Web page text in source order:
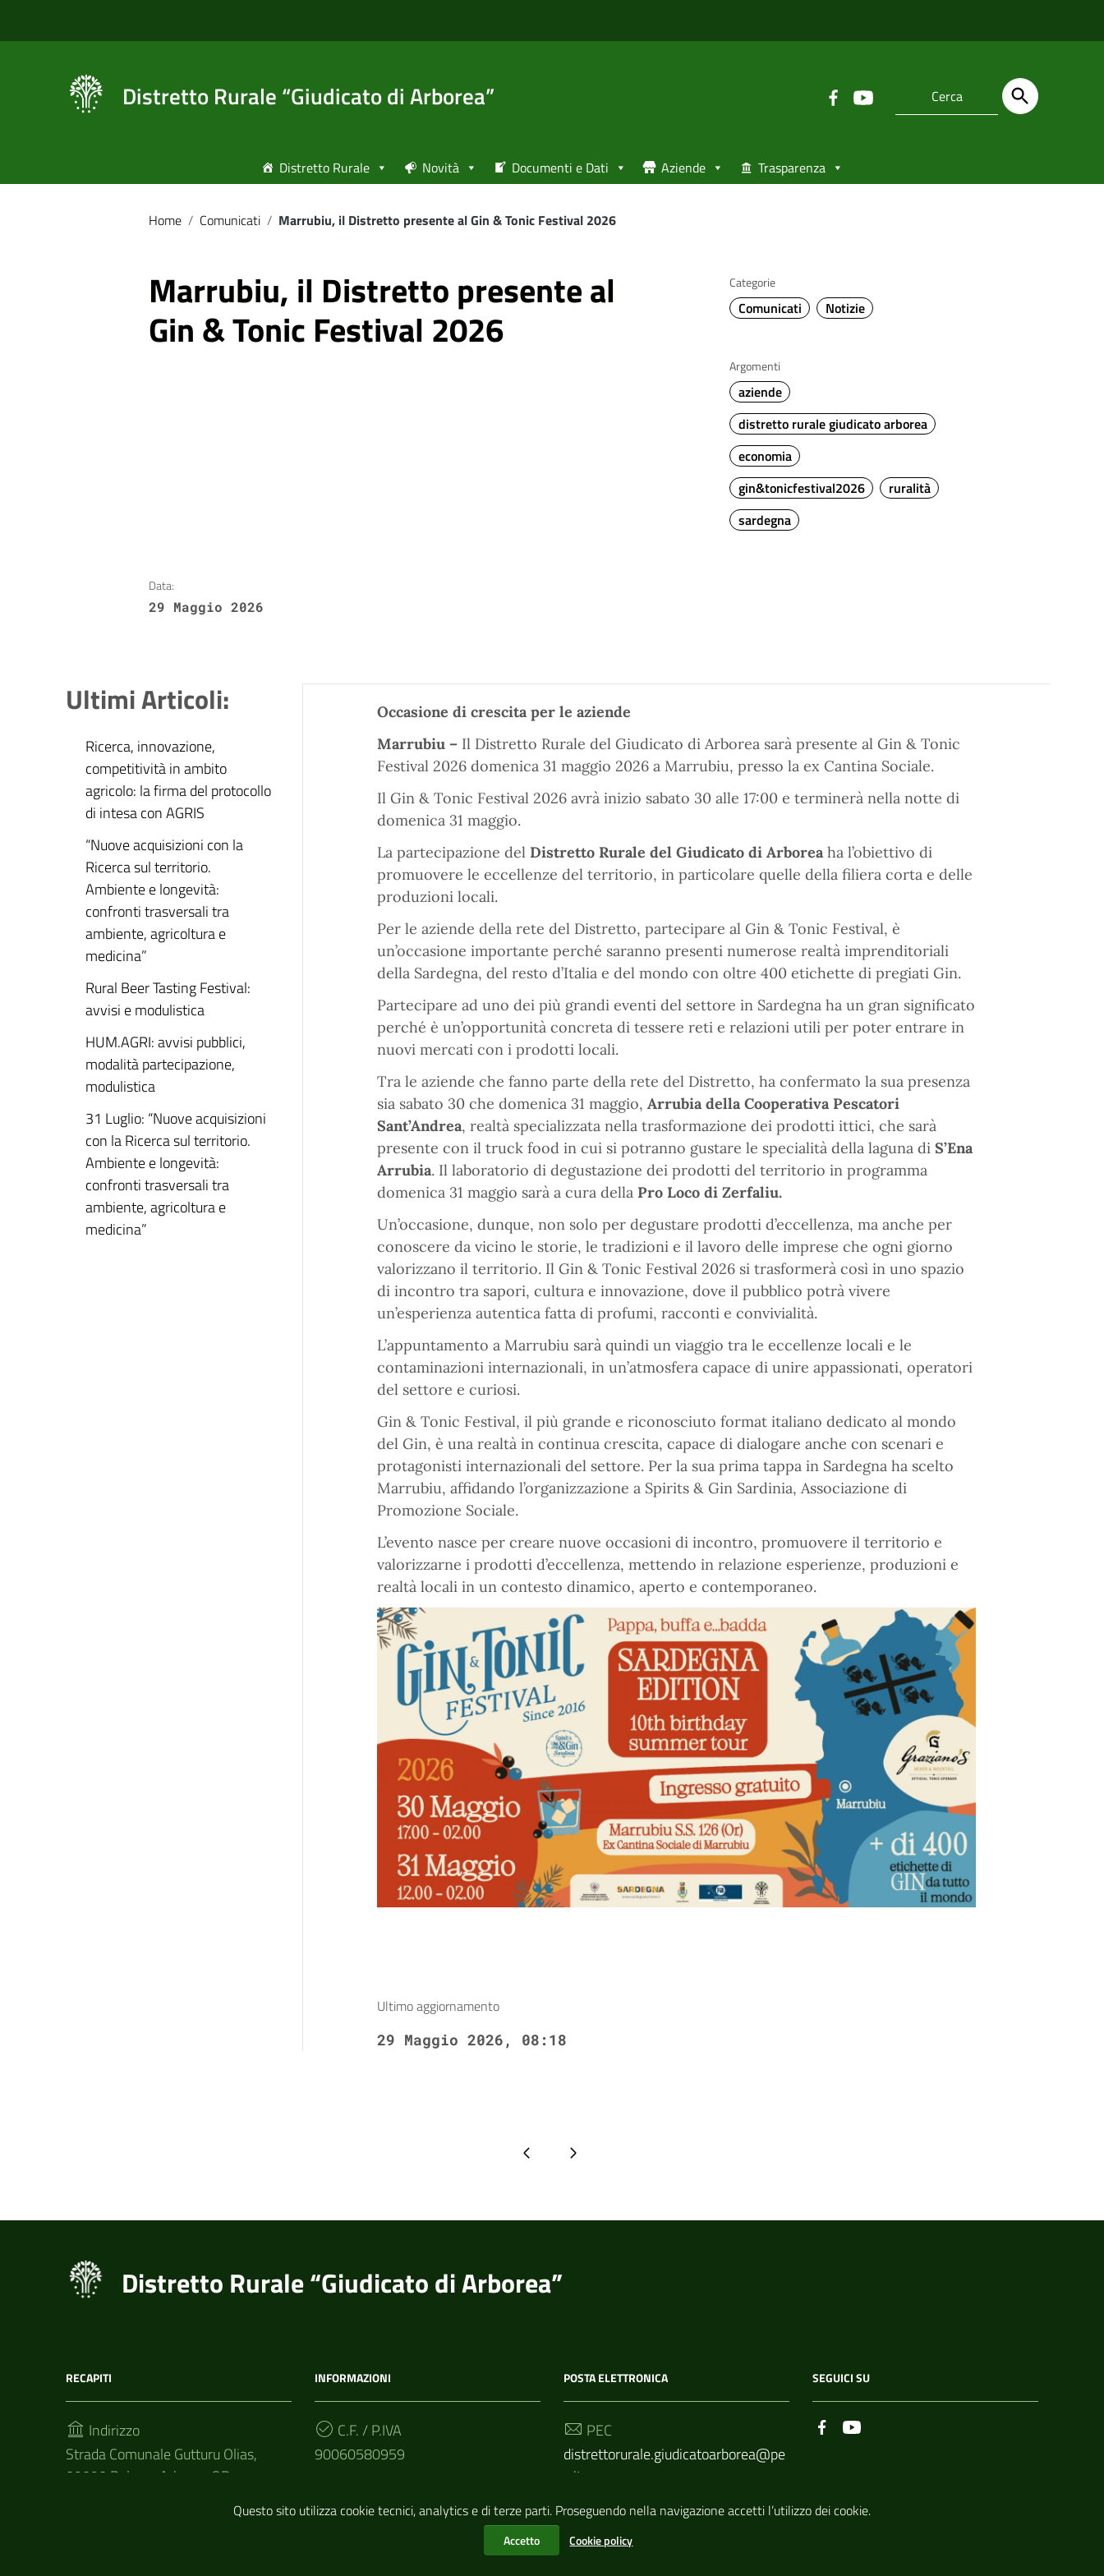
Questo sito utilizza cookie tecnici, analytics e di terze parti. Proseguendo nella navigazione accetti l’utilizzo dei cookie.
Accetto Cookie policy
Distretto Rurale “Giudicato di Arborea”
Distretto Rurale Novità Documenti e Dati Aziende Trasparenza
Home / Comunicati / Marrubiu, il Distretto presente al Gin & Tonic Festival 2026
Marrubiu, il Distretto presente al
Gin & Tonic Festival 2026
Categorie
Comunicati Notizie
Argomenti
aziende
distretto rurale giudicato arborea
economia
gin&tonicfestival2026
ruralità
sardegna
Data:
29 Maggio 2026
Ultimi Articoli:
Ricerca, innovazione,
competitività in ambito
agricolo: la firma del protocollo
di intesa con AGRIS
“Nuove acquisizioni con la
Ricerca sul territorio.
Ambiente e longevità:
confronti trasversali tra
ambiente, agricoltura e
medicina”
Rural Beer Tasting Festival:
avvisi e modulistica
HUM.AGRI: avvisi pubblici,
modalità partecipazione,
modulistica
31 Luglio: “Nuove acquisizioni
con la Ricerca sul territorio.
Ambiente e longevità:
confronti trasversali tra
ambiente, agricoltura e
medicina”
Occasione di crescita per le aziende
Marrubiu – Il Distretto Rurale del Giudicato di Arborea sarà presente al Gin & Tonic
Festival 2026 domenica 31 maggio 2026 a Marrubiu, presso la ex Cantina Sociale.
Il Gin & Tonic Festival 2026 avrà inizio sabato 30 alle 17:00 e terminerà nella notte di
domenica 31 maggio.
La partecipazione del Distretto Rurale del Giudicato di Arboreaha l’obiettivo di
promuovere le eccellenze del territorio, in particolare quelle della filiera corta e delle
produzioni locali.
Per le aziende della rete del Distretto, partecipare al Gin & Tonic Festival, è
un’occasione importante perché saranno presenti numerose realtà imprenditoriali
della Sardegna, del resto d’Italia e del mondo con oltre 400 etichette di pregiati Gin.
Partecipare ad uno dei più grandi eventi del settore in Sardegna ha un gran significato
perché è un’opportunità concreta di tessere reti e relazioni utili per poter entrare in
nuovi mercati con i prodotti locali.
Tra le aziende che fanno parte della rete del Distretto, ha confermato la sua presenza
sia sabato 30 che domenica 31 maggio, Arrubia della Cooperativa Pescatori
Sant’Andrea, realtà specializzata nella trasformazione dei prodotti ittici, che sarà
presente con il truck food in cui si potranno gustare le specialità della laguna di S’Ena
Arrubia. Il laboratorio di degustazione dei prodotti del territorio in programma
domenica 31 maggio sarà a cura della Pro Loco di Zerfaliu.
Un’occasione, dunque, non solo per degustare prodotti d’eccellenza, ma anche per
conoscere da vicino le storie, le tradizioni e il lavoro delle imprese che ogni giorno
valorizzano il territorio. Il Gin & Tonic Festival 2026 si trasformerà così in uno spazio
di incontro tra sapori, cultura e innovazione, dove il pubblico potrà vivere
un’esperienza autentica fatta di profumi, racconti e convivialità.
L’appuntamento a Marrubiu sarà quindi un viaggio tra le eccellenze locali e le
contaminazioni internazionali, in un’atmosfera capace di unire appassionati, operatori
del settore e curiosi.
Gin & Tonic Festival, il più grande e riconosciuto format italiano dedicato al mondo
del Gin, è una realtà in continua crescita, capace di dialogare anche con scenari e
protagonisti internazionali del settore. Per la sua prima tappa in Sardegna ha scelto
Marrubiu, affidando l’organizzazione a Spirits & Gin Sardinia, Associazione di
Promozione Sociale.
L’evento nasce per creare nuove occasioni di incontro, promuovere il territorio e
valorizzarne i prodotti d’eccellenza, mettendo in relazione esperienze, produzioni e
realtà locali in un contesto dinamico, aperto e contemporaneo.
Ultimo aggiornamento
29 Maggio 2026, 08:18
Pagina precedentePagina successiva
Distretto Rurale “Giudicato di Arborea”
RECAPITI
Indirizzo
Strada Comunale Gutturu Olias,
09090 Palmas Arborea OR
INFORMAZIONI
C.F. / P.IVA
90060580959
VUS5DID
POSTA ELETTRONICA
PEC
distrettorurale.giudicatoarborea@pe
c.it
Email
info@distrettoruralegiudicatodiarbor
SEGUICI SU